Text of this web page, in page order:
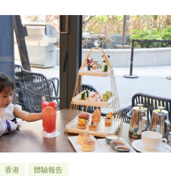
香港 體驗報告